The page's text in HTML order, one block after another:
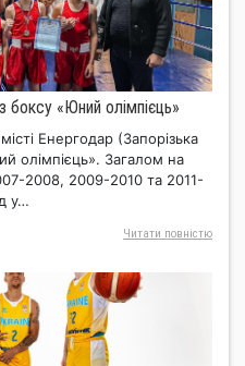
боксу «Юний олімпієць»
Енергодар (Запорізька
олімпієць». Загалом на
2008, 2009-2010 та 2011-
у…
Читати повнiстю